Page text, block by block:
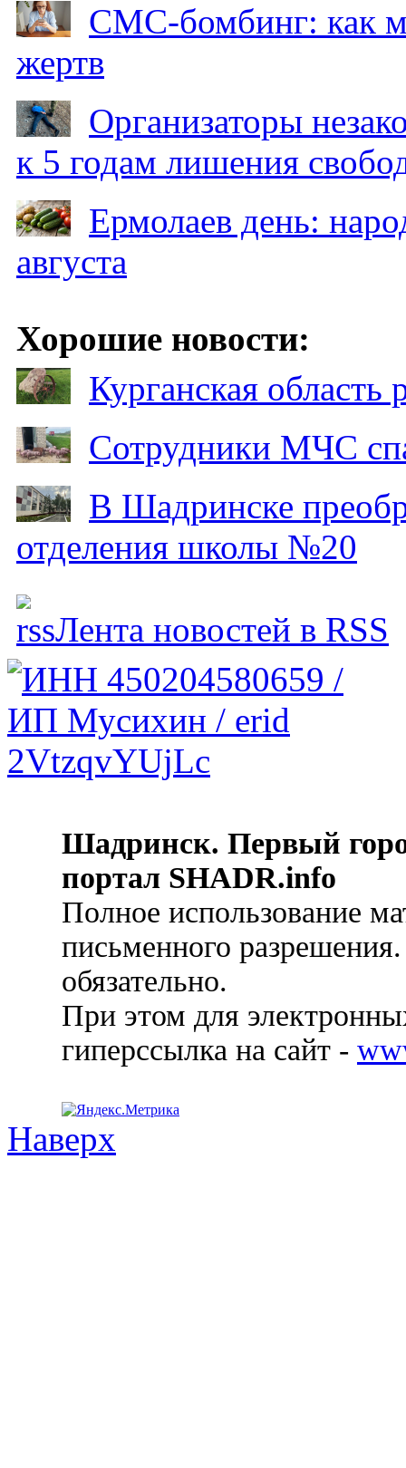
СМС-бомбинг: как
жертв
Организаторы
к 5 годам лишения
Ермолаев день:
августа
Хорошие новости:
Курганская
Сотрудники МЧС
В Шадринске
отделения школы №20
Лента новостей в RSS
Шадринск. Первый
портал SHADR.info
Полное использование
письменного
обязательно.
При этом для
гиперссылка на сайт -
Наверх